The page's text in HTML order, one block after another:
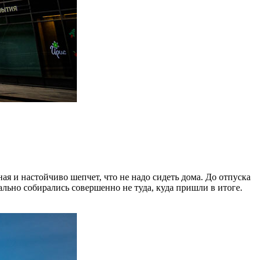
и настойчиво шепчет, что не надо сидеть дома. До отпуска
собирались совершенно не туда, куда пришли в итоге.